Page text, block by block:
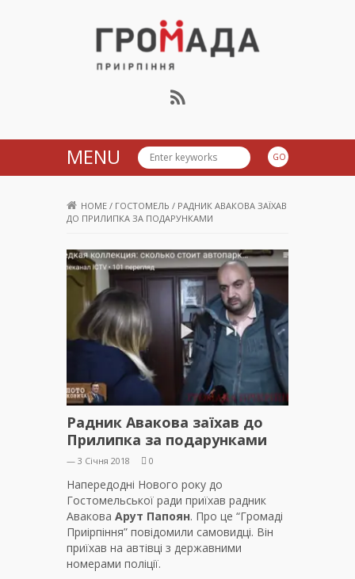
Громада Приірпіння
MENU
HOME / ГОСТОМЕЛЬ / РАДНИК АВАКОВА ЗАЇХАВ
ДО ПРИЛИПКА ЗА ПОДАРУНКАМИ
Радник Авакова заїхав до
Прилипка за подарунками
— 3 Січня 2018 0
Напередодні Нового року до
Гостомельської ради приїхав радник
Авакова Арут Папоян. Про це “Громаді
Приірпіння” повідомили самовидці. Він
приїхав на автівці з державними
номерами поліції.